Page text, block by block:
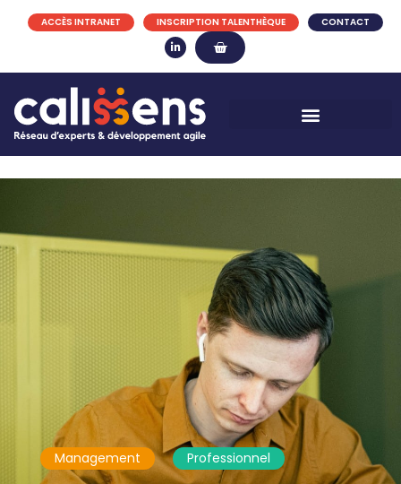
ACCÈS INTRANET INSCRIPTION TALENTHÈQUE CONTACT
Management Professionnel